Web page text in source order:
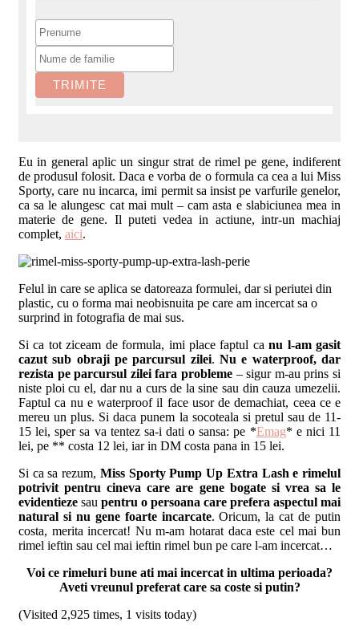
Eu in general aplic un singur strat de rimel pe gene, indiferent
de produsul folosit. Daca e vorba de o formula ca cea a lui Miss
Sporty, care nu incarca, imi permit sa insist pe varfurile genelor,
ca sa le alungesc cat mai mult – cam asta e slabiciunea mea in
materie de gene. Il puteti vedea in actiune, intr-un machiaj
complet, aici.
Felul in care se aplica se datoreaza formulei, dar si periutei din
plastic, cu o forma mai neobisnuita pe care am incercat sa o
surprind in fotografia de mai sus.
Si ca tot ziceam de formula, imi place faptul canu l-am gasit
cazut sub obraji pe parcursul zilei.Nu e waterproof, dar
rezista pe parcursul zilei fara probleme – sigur m-au prins si
niste ploi cu el, dar nu a curs de la sine sau din cauza umezelii.
Faptul ca nu e waterproof il face usor de demachiat, ceea ce e
mereu un plus. Si daca punem la socoteala si pretul sau de 11-
15 lei, sper sa va tentez sa-i dati o sansa: pe *Emag* e nici 11
lei, pe ** costa 12 lei, iar in DM costa pana in 15 lei.
Si ca sa rezum, Miss Sporty Pump Up Extra Lash e rimelul
potrivit pentru cineva care are gene bogate si vrea sa le
evidentieze sau pentru o persoana care prefera aspectul mai
natural si nu gene foarte incarcate. Oricum, la cat de putin
costa, merita incercat! Nu m-am hotarat daca este cel mai bun
rimel ieftin sau cel mai ieftin rimel bun pe care l-am incercat…
Voi ce rimeluri bune ati mai incercat in ultima perioada?
Aveti vreunul preferat care sa coste si putin?
(Visited 2,925 times, 1 visits today)